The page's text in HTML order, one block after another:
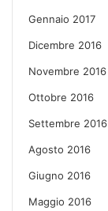
Gennaio 2017
Dicembre 2016
Novembre 2016
Ottobre 2016
Settembre 2016
Agosto 2016
Giugno 2016
Maggio 2016